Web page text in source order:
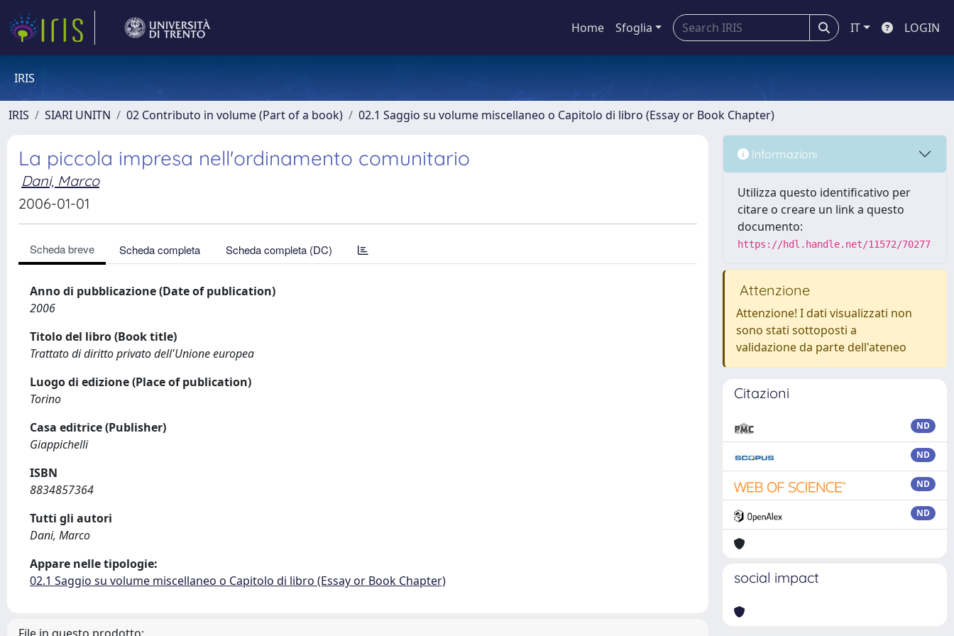
Home Sfoglia IT LOGIN
IRIS
IRIS SIARI UNITN 02 Contributo in volume (Part of a book) 02.1 Saggio su volume miscellaneo o Capitolo di libro (Essay or Book Chapter)
La piccola impresa nell'ordinamento comunitario
Dani, Marco
2006-01-01
Scheda breve Scheda completa Scheda completa (DC)
Anno di pubblicazione (Date of publication)
2006
Titolo del libro (Book title)
Trattato di diritto privato dell'Unione europea
Luogo di edizione (Place of publication)
Torino
Casa editrice (Publisher)
Giappichelli
ISBN
8834857364
Tutti gli autori
Dani, Marco
Appare nelle tipologie:
02.1 Saggio su volume miscellaneo o Capitolo di libro (Essay or Book Chapter)
Informazioni
Utilizza questo identificativo per
citare o creare un link a questo
documento:
https://hdl.handle.net/11572/70277
Attenzione
Attenzione! I dati visualizzati non
sono stati sottoposti a
validazione da parte dell'ateneo
Citazioni
ND
ND
ND
ND
social impact